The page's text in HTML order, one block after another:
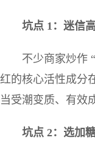
坑点 1 ：迷信
不少商家炒作
红的核心活性成分
当受潮变质、有效
坑点 2：选加